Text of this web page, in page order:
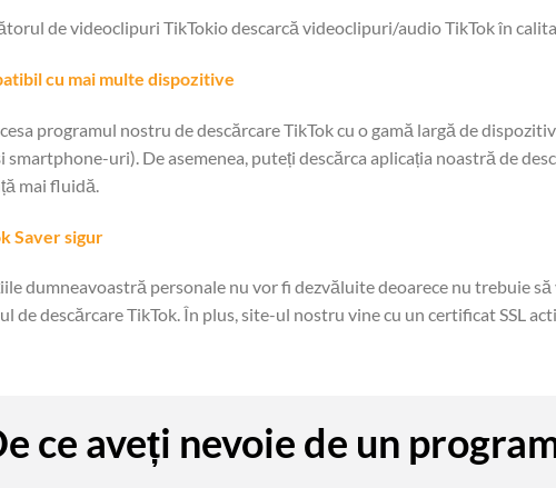
de videoclipuri TikTokio descarcă videoclipuri/audio TikTok în
cu mai multe dispozitive
programul nostru de descărcare TikTok cu o gamă largă de
smartphone-uri). De asemenea, puteți descărca aplicația noastră de
mai fluidă.
Saver sigur
dumneavoastră personale nu vor fi dezvăluite deoarece nu trebuie
de descărcare TikTok. În plus, site-ul nostru vine cu un certificat SSL
ce aveți nevoie de un